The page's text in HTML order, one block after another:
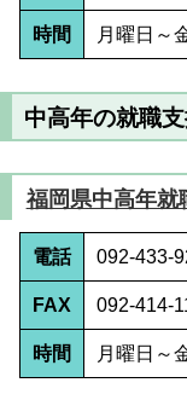
時間 月曜日～
中高年の就職
福岡県中高年就
電話 092-433-
FAX 092-414-
時間 月曜日～